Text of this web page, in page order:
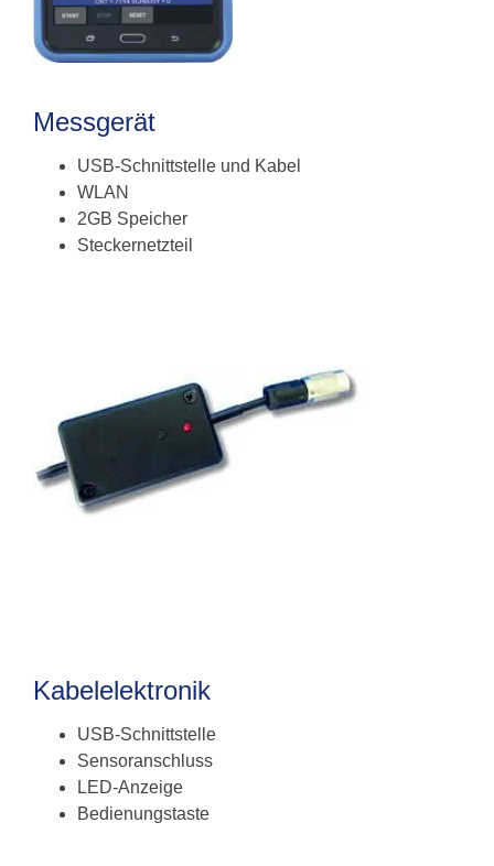
Messgerät
USB-Schnittstelle und Kabel
WLAN
2GB Speicher
Steckernetzteil
Kabelelektronik
USB-Schnittstelle
Sensoranschluss
LED-Anzeige
Bedienungstaste